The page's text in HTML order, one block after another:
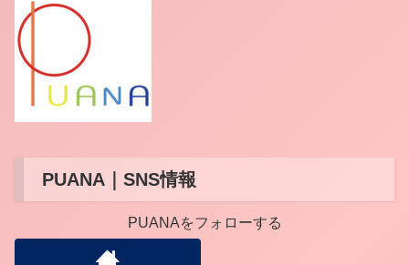
PUANA｜SNS情報
PUANAをフォローする